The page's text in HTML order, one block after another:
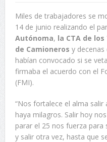
Miles de trabajadores se
14 de junio realizando el
Autónoma, la CTA de
de Camioneros y decenas
habían convocado si se
firmaba el acuerdo con el
(FMI).
“Nos fortalece el alma
haya milagros. Salir hoy
parar el 25 nos fuerza
y salir otra vez, hasta que